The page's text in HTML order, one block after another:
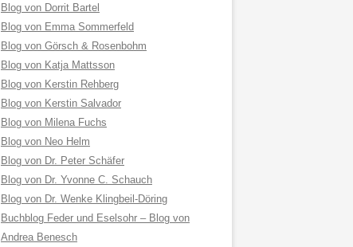
Blog von Dorrit Bartel
Blog von Emma Sommerfeld
Blog von Görsch & Rosenbohm
Blog von Katja Mattsson
Blog von Kerstin Rehberg
Blog von Kerstin Salvador
Blog von Milena Fuchs
Blog von Neo Helm
Blog von Dr. Peter Schäfer
Blog von Dr. Yvonne C. Schauch
Blog von Dr. Wenke Klingbeil-Döring
Buchblog Feder und Eselsohr – Blog von
Andrea Benesch